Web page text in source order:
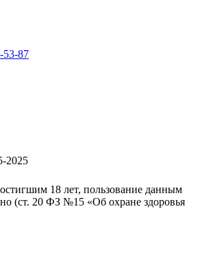
53-87
2025
18 лет, пользование данным
(ст. 20 ФЗ №15 «Об охране здоровья